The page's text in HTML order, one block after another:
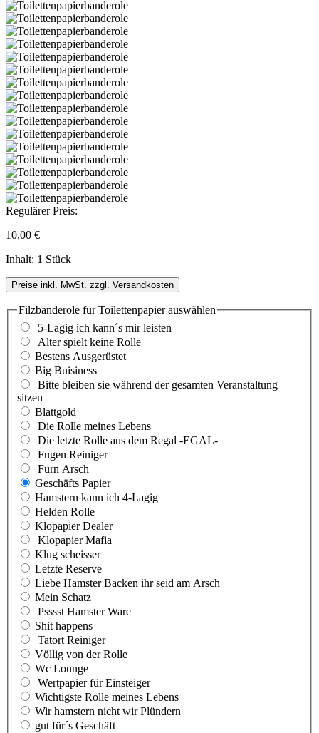
Regulärer Preis:
10,00 €
Inhalt: 1 Stück
Preise inkl. MwSt. zzgl. Versandkosten
Filzbanderole für Toilettenpapierauswählen
5-Lagig ich kann´s mir leisten
Alter spielt keine Rolle
Bestens Ausgerüstet
Big Buisiness
Bitte bleiben sie während der gesamten Veranstaltung
sitzen
Blattgold
Die Rolle meines Lebens
Die letzte Rolle aus dem Regal -EGAL-
Fugen Reiniger
Fürn Arsch
Geschäfts Papier
Hamstern kann ich 4-Lagig
Helden Rolle
Klopapier Dealer
Klopapier Mafia
Klug scheisser
Letzte Reserve
Liebe Hamster Backen ihr seid am Arsch
Mein Schatz
Psssst Hamster Ware
Shit happens
Tatort Reiniger
Völlig von der Rolle
Wc Lounge
Wertpapier für Einsteiger
Wichtigste Rolle meines Lebens
Wir hamstern nicht wir Plündern
gut für´s Geschäft